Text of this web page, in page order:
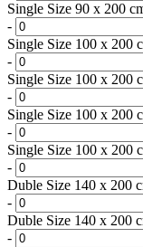
Single Size 90 x 200
-
Single Size 100 x 200
-
Single Size 100 x 200
-
Single Size 100 x 200
-
Single Size 100 x 200
-
Duble Size 140 x 200
-
Duble Size 140 x 200
-